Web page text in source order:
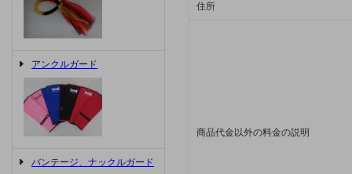
アンクルガード
バンテージ、ナックルガード
住所
商品代金以外の料金の説明